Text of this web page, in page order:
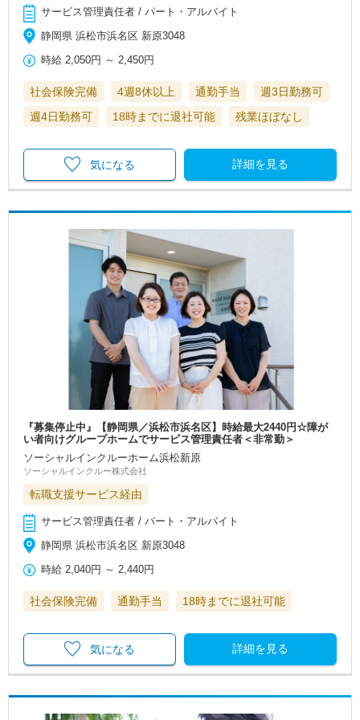
サービス管理責任者 / パート・アルバイト
静岡県 浜松市浜名区 新原3048
時給 2,050円 ～ 2,450円
社会保険完備 4週8休以上 通勤手当
週3日勤務可
週4日勤務可
18時までに退社可能 残業ほぼなし
詳細を見る
気になる
『募集停止中』【静岡県／浜松市浜名区】時給最大2440円☆障が
い者向けグループホームでサービス管理責任者＜非常勤＞
ソーシャルインクルーホーム浜松新原
ソーシャルインクルー株式会社
転職支援サービス経由
サービス管理責任者 / パート・アルバイト
静岡県 浜松市浜名区 新原3048
時給 2,040円 ～ 2,440円
社会保険完備 通勤手当 18時までに退社可能
詳細を見る
気になる